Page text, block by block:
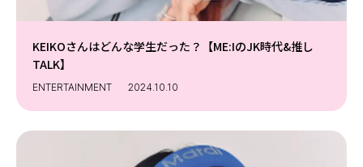
KEIKOさんはどんな学生だった？【ME:IのJK時代&推し
TALK】
ENTERTAINMENT 2024.10.10